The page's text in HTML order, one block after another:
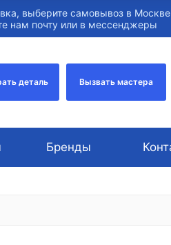
выберите самовывоз в
нам почту или в мессенджеры
деталь Вызвать мастера
Бренды